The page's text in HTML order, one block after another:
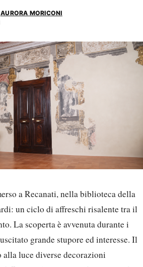
AURORA MORICONI
a Recanati, nella biblioteca della
un ciclo di affreschi risalente tra il
La scoperta è avvenuta durante i
grande stupore ed interesse. Il
luce diverse decorazioni